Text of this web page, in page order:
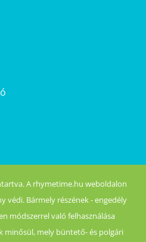
A rhymetime.hu weboldalon
védi. Bármely részének - engedély
módszerrel való felhasználása
minősül, mely büntető- és polgári